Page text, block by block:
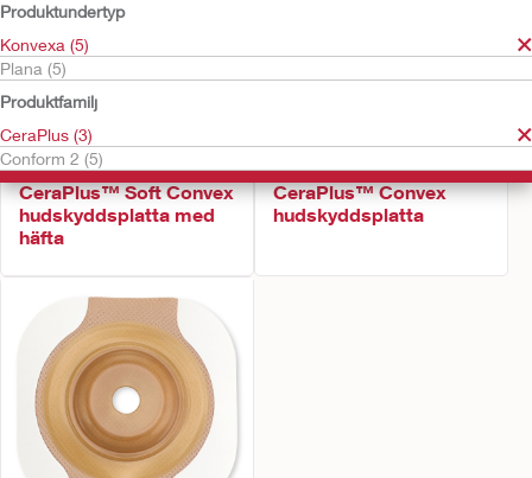
Produktundertyp
Konvexa (5)
Plana (5)
Produktfamilj
CeraPlus (3)
Conform 2 (5)
Prova gratis
Conform 2™
CeraPlus™ Soft Convex
hudskyddsplatta med
häfta
Conform 2™
CeraPlus™ Convex
hudskyddsplatta